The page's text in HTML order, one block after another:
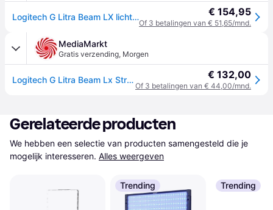
Logitech G Litra Beam LX lichtring LED € 154,95
Of 3 betalingen van € 51,65/mnd.
MediaMarkt
Gratis verzending, Morgen
Logitech G Litra Beam Lx Streaming Lamp € 132,00
Of 3 betalingen van € 44,00/mnd.
Gerelateerde producten
We hebben een selectie van producten samengesteld die je
mogelijk interesseren. Alles weergeven
Trending Trending